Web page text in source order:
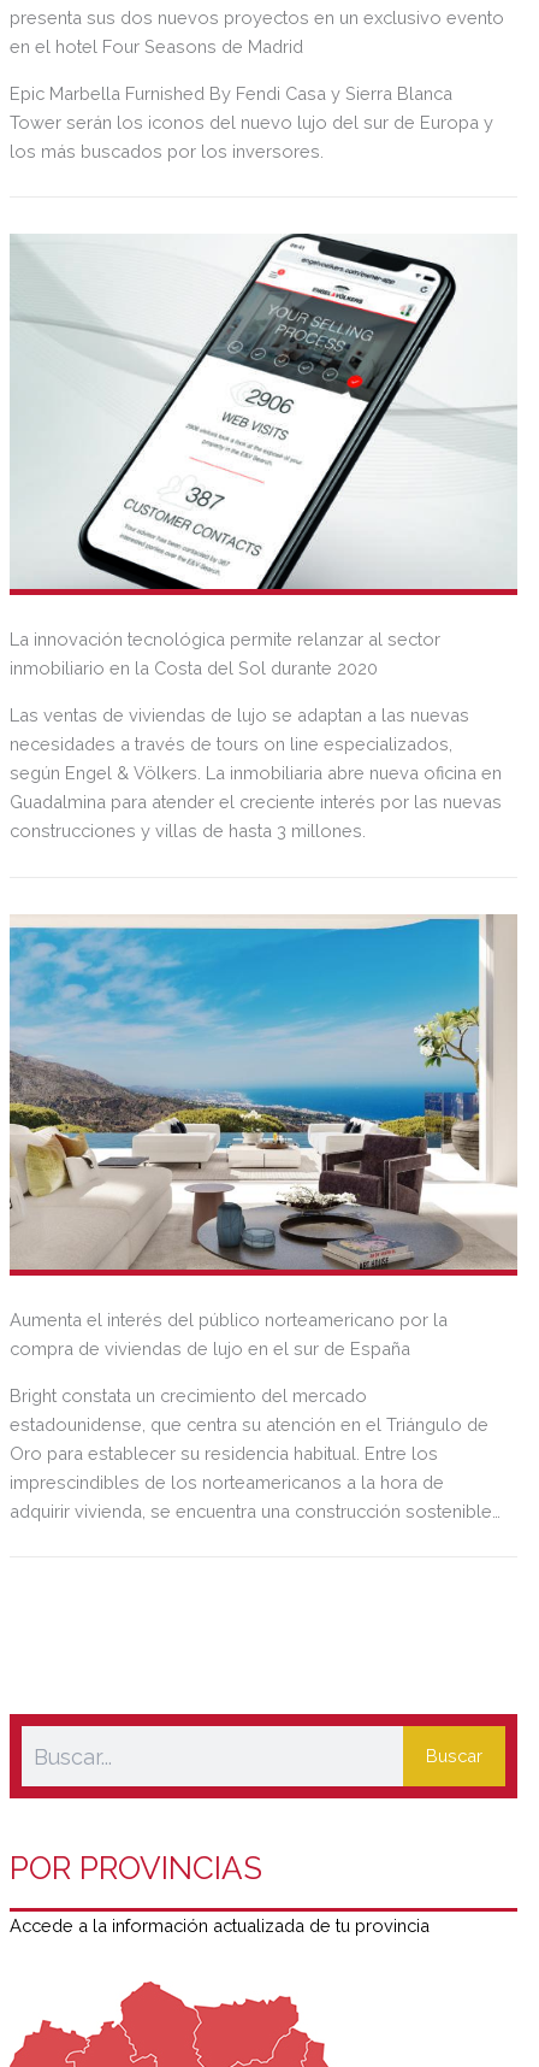
presenta sus dos nuevos proyectos en un exclusivo evento
en el hotel Four Seasons de Madrid
Epic Marbella Furnished By Fendi Casa y Sierra Blanca
Tower serán los iconos del nuevo lujo del sur de Europa y
los más buscados por los inversores.
La innovación tecnológica permite relanzar al sector
inmobiliario en la Costa del Sol durante 2020
Las ventas de viviendas de lujo se adaptan a las nuevas
necesidades a través de tours on line especializados,
según Engel & Völkers. La inmobiliaria abre nueva oficina en
Guadalmina para atender el creciente interés por las nuevas
construcciones y villas de hasta 3 millones.
Aumenta el interés del público norteamericano por la
compra de viviendas de lujo en el sur de España
Bright constata un crecimiento del mercado
estadounidense, que centra su atención en el Triángulo de
Oro para establecer su residencia habitual. Entre los
imprescindibles de los norteamericanos a la hora de
adquirir vivienda, se encuentra una construcción sostenible
Buscar
POR PROVINCIAS
Accede a la información actualizada de tu provincia